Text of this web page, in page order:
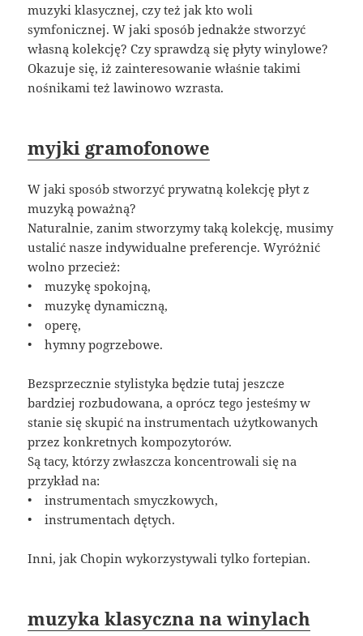
muzyki klasycznej, czy też jak kto woli
symfonicznej. W jaki sposób jednakże stworzyć
własną kolekcję? Czy sprawdzą się płyty winylowe?
Okazuje się, iż zainteresowanie właśnie takimi
nośnikami też lawinowo wzrasta.
myjki gramofonowe
W jaki sposób stworzyć prywatną kolekcję płyt z
muzyką poważną?
Naturalnie, zanim stworzymy taką kolekcję, musimy
ustalić nasze indywidualne preferencje. Wyróżnić
wolno przecież:
• muzykę spokojną,
• muzykę dynamiczną,
• operę,
• hymny pogrzebowe.
Bezsprzecznie stylistyka będzie tutaj jeszcze
bardziej rozbudowana, a oprócz tego jesteśmy w
stanie się skupić na instrumentach użytkowanych
przez konkretnych kompozytorów.
Są tacy, którzy zwłaszcza koncentrowali się na
przykład na:
• instrumentach smyczkowych,
• instrumentach dętych.
Inni, jak Chopin wykorzystywali tylko fortepian.
muzyka klasyczna na winylach